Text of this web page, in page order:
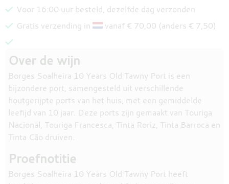
Voor 16:00 uur besteld, dezelfde dag verzonden
Gratis verzending in
vanaf € 70,00 (anders € 7,50)
Over de wijn
Borges Soalheira 10 Years Old Tawny Port is een
bijzondere port, samengesteld uit verschillende
houtgerijpte ports van het huis, met een gemiddelde
leefijd van 10 jaar. Deze ports zijn gemaakt van Touriga
Nacional, Touriga Francesca, Tinta Roriz, Tinta Barroca en
Tinta Cão druiven.
Proefnotitie
Borges Soalheira 10 Years Old Tawny Port heeft